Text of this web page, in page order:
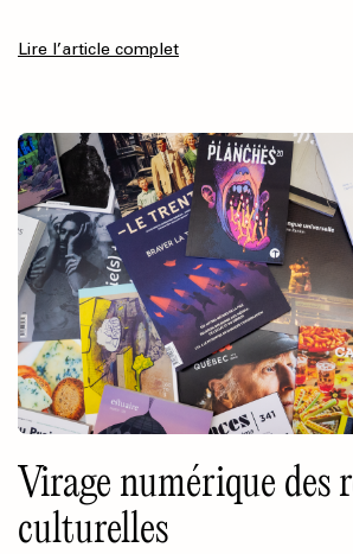
Art déco, résiste au passage du
traversée intemporelle. Borduas y a
résonne encore.
Lire l’article complet
Virage numérique des
culturelles